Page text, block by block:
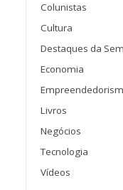
Colunistas
Cultura
Destaques da
Economia
Livros
Negócios
Tecnologia
Vídeos